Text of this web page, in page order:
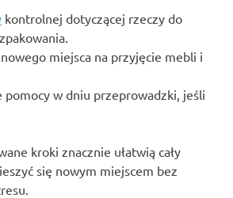
kontrolnej dotyczącej rzeczy do
miejsca na przyjęcie mebli i
pomocy w dniu przeprowadzki, jeśli
kroki znacznie ułatwią cały
się nowym miejscem bez